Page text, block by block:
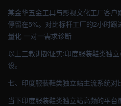
某金华五金工具与影视文化工厂客
停留在5%。对比标杆工厂的2小时
量化 一对一需求诊断
以上三教训都证实:印度服装鞋类独
设。
七、印度服装鞋类独立站主流系统对
当下印度服装鞋类独立站高频的平